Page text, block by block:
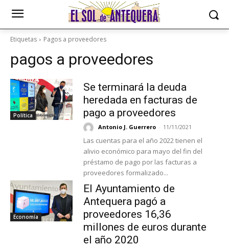
Etiquetas Pagos a proveedores
pagos a proveedores
Política
Se terminará la deuda
heredada en facturas de
pago a proveedores
Antonio J. Guerrero - 11/11/2021
Las cuentas para el año 2022 tienen el
alivio económico para mayo del fin del
préstamo de pago por las facturas a
proveedores formalizado...
Economía
El Ayuntamiento de
Antequera pagó a
proveedores 16,36
millones de euros durante
el año 2020